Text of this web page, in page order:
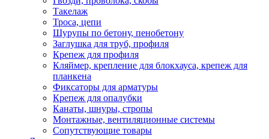
Такелаж
Троса, цепи
Шурупы по бетону, пенобетону
Заглушка для труб, профиля
Крепеж для профиля
Кляймер, крепление для блокхауса, крепеж для
планкена
Фиксаторы для арматуры
Крепеж для опалубки
Канаты, шнуры, стропы
Монтажные, вентиляционные системы
Сопутствующие товары